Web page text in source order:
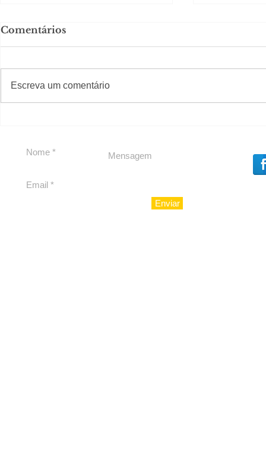
Comentários
Escreva um comentário
#Sugestões
Enviar